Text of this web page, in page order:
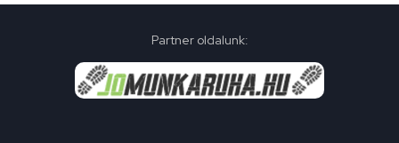
Partner oldalunk: